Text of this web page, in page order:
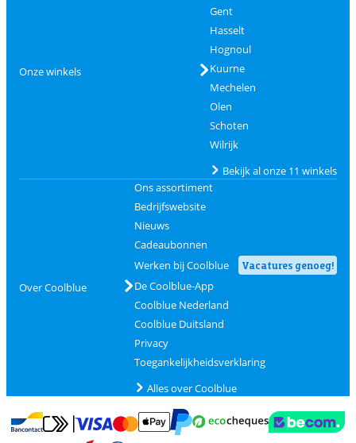
Onze winkels
Gent
Hasselt
Hognoul
Kuurne
Mechelen
Olen
Schoten
Wilrijk
Bekijk al onze 11 winkels
Over Coolblue
Ons assortiment
Bedrijfswebsite
Nieuws
Cadeaubonnen
Werken bij Coolblue
Vacatures genoeg!
De Coolblue-App
Coolblue Nederland
Coolblue Duitsland
Privacy
Toegankelijkheidsverklaring
Alles over Coolblue
Betalen met MasterCard en Visa via ClickToPay